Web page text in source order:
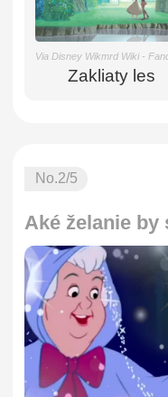
Via Disney Wikmrd Wiki -
Zakliaty les
No.2/5
Aké želanie by